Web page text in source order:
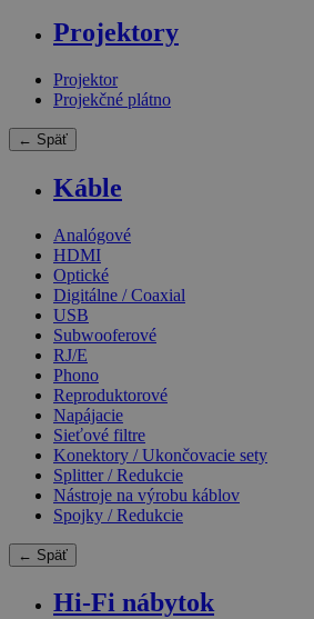
Projektory
Projektor
Projekčné plátno
← Späť
Káble
Analógové
HDMI
Optické
Digitálne / Coaxial
USB
Subwooferové
RJ/E
Phono
Reproduktorové
Napájacie
Sieťové filtre
Konektory / Ukončovacie sety
Splitter / Redukcie
Nástroje na výrobu káblov
Spojky / Redukcie
← Späť
Hi-Fi nábytok